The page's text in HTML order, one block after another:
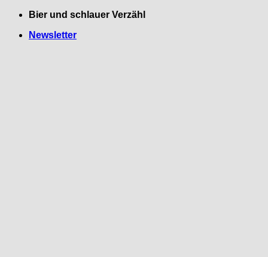
Zum
springen
Bier und schlauer Verzähl
Newsletter